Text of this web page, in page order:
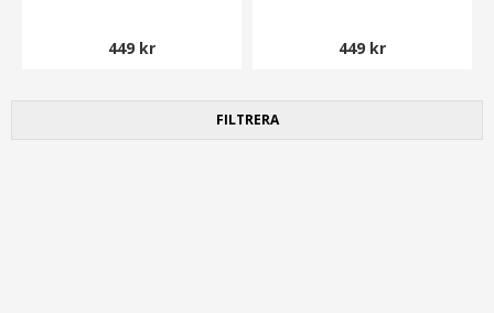
449 kr 449 kr
FILTRERA